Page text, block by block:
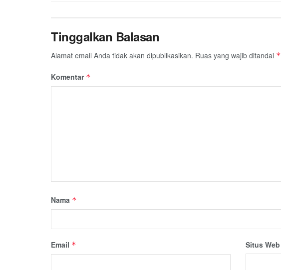
Tinggalkan Balasan
Alamat email Anda tidak akan dipublikasikan. Ruas yang wajib ditandai *
Komentar *
Nama *
Email * Situs Web